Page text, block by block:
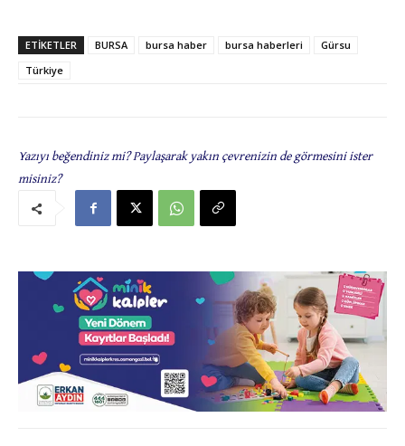
ETIKETLER BURSA bursa haber bursa haberleri
Gürsu
Türkiye
Yazıyı beğendiniz mi? Paylaşarak yakın çevrenizin de görmesini ister
misiniz?